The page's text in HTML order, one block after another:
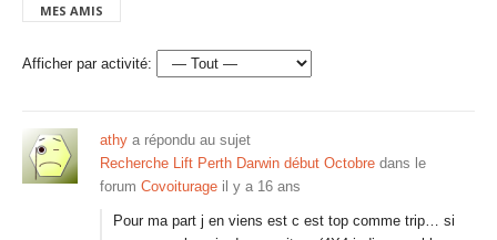
MES AMIS
Afficher par activité:
athy a répondu au sujet
Recherche Lift Perth Darwin début Octobre dans le
forum Covoiturage il y a 16 ans
Pour ma part j en viens est c est top comme trip… si